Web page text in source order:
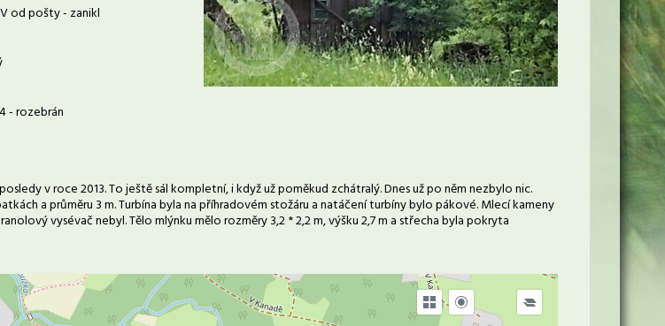
od pošty - zanikl
- rozebrán
v roce 2013. To ještě sál kompletní, i když už poměkud zchátralý. Dnes už po něm nezbylo nic.
a průměru 3 m. Turbína byla na příhradovém stožáru a natáčení turbíny bylo pákové. Mlecí kameny
vysévač nebyl. Tělo mlýnku mělo rozměry 3,2 * 2,2 m, výšku 2,7 m a střecha byla pokryta